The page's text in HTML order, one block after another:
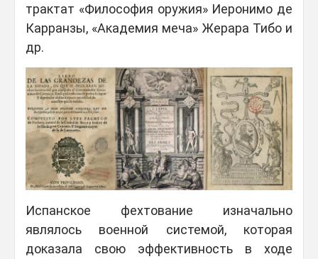
трактат «Философия оружия» Иеронимо де
Карранзы, «Академия меча» Жерара Тибо и
др.
Испанское фехтование изначально
являлось военной системой, которая
доказала свою эффективность в ходе